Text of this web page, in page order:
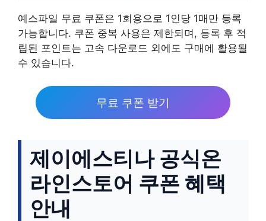
예스파일 무료 쿠폰은 1회용으로 1인당 1매만 등록
가능합니다. 쿠폰 중복 사용은 제한되며, 등록 후 적
립된 포인트는 고속 다운로드 외에도 구매에 활용될
수 있습니다.
무료 쿠폰 받기
제이에스티나 공식온
라인스토어 쿠폰 혜택
안내